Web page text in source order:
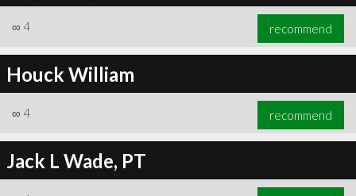
∞ 4 recommend
Houck William
∞ 4 recommend
Jack L Wade, PT